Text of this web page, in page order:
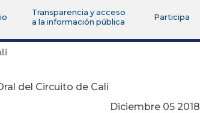
Transparencia y acceso
a la información pública
Participa
del Circuito de Cali
05 2018